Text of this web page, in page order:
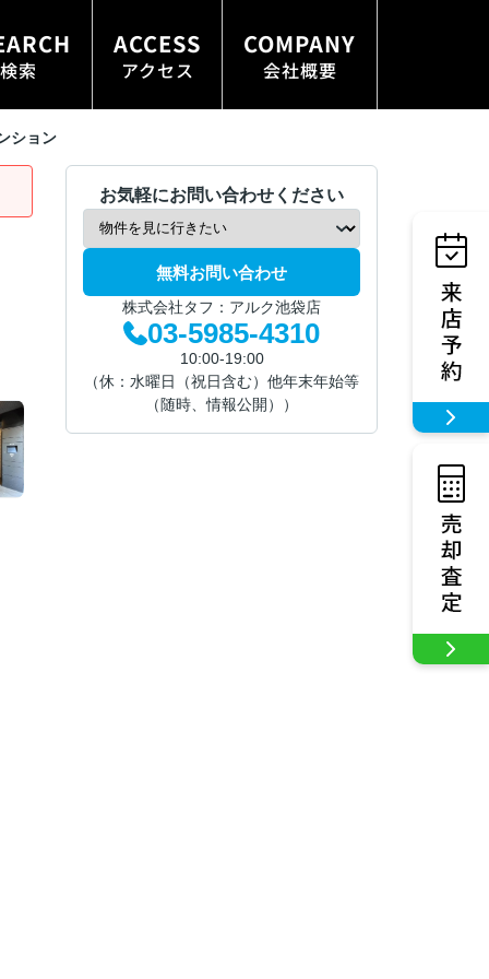
索
ACCESS
アクセス
COMPANY
会社概要
ション
お気軽にお問い合わせください
無料お問い合わせ
株式会社タフ：アルク池袋店
03-5985-4310
10:00-19:00
（休：水曜日（祝日含む）他年末年始等
（随時、情報公開））